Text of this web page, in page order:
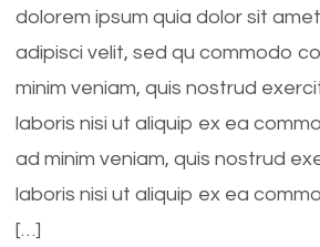
dolorem ipsum quia dolor sit
adipisci velit, sed qu commodo
minim veniam, quis nostrud
laboris nisi ut aliquip ex ea
ad minim veniam, quis nostrud
laboris nisi ut aliquip ex ea
[…]